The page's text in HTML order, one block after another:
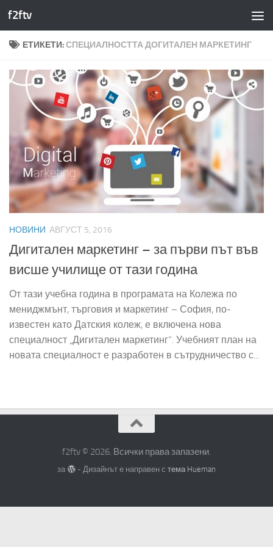
Към съдържанието
f2ftv
ЕТИКЕТИ:СПЕЦИАЛНОСТТА ДОГИТАЛЕН МАРКЕТИНГ
НОВИНИ АВГУСТ 5, 2016
Дигитален маркетинг – за първи път във
висше училище от тази година
От тази учебна година в програмата на Колежа по
мениджмънт, търговия и маркетинг – София, по-
известен като Датския колеж, е включена нова
специалност „Дигитален маркетинг”. Учебният план на
новата специалност е разработен в сътрудничество с...
f2ftv © 2026. Всички права запазени.
за - Дизайнът е направен с тема Hueman